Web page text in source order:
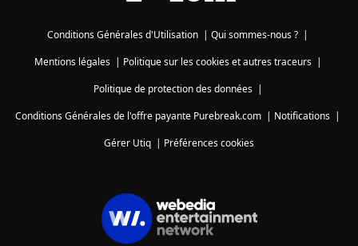
Conditions Générales d'Utilisation | Qui sommes-nous ? |
Mentions légales| Politique sur les cookies et autres traceurs|
Politique de protection des données|
Conditions Générales de l'offre payante Purebreak.com | Notifications |
Gérer Utiq | Préférences cookies